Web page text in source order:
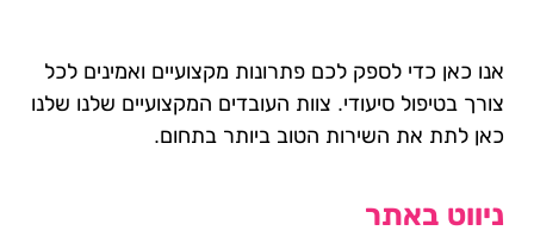
אנו כאן כדי לספק לכם פתרונות מקצועיים ואמינים לכל
צורך בטיפול סיעודי. צוות העובדים המקצועיים שלנו שלנו
כאן לתת את השירות הטוב ביותר בתחום.
ניווט באתר